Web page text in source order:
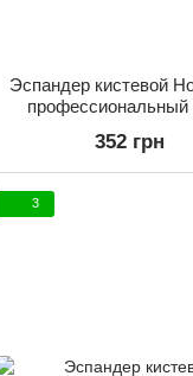
Эспандер кистевой
профессиональный
нагрузка 90кг
352 грн
3